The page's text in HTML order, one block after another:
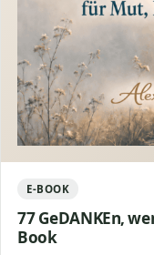
E-BOOK
77 GeDANKEn,
Book